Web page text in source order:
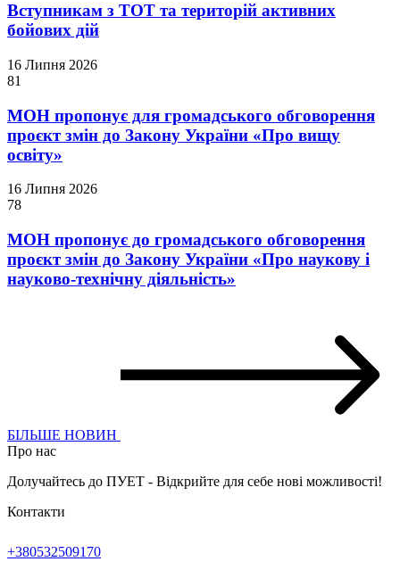
Вступникам з ТОТ та територій активних
бойових дій
16 Липня 2026
81
МОН пропонує для громадського обговорення
проєкт змін до Закону України «Про вищу
освіту»
16 Липня 2026
78
МОН пропонує до громадського обговорення
проєкт змін до Закону України «Про наукову і
науково-технічну діяльність»
БІЛЬШЕ НОВИН
Про нас
Долучайтесь до ПУЕТ - Відкрийте для себе нові можливості!
Контакти
+380532509170